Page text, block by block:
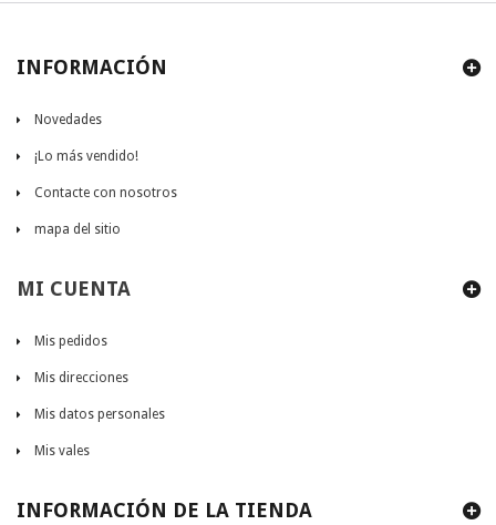
INFORMACIÓN
Novedades
¡Lo más vendido!
Contacte con nosotros
mapa del sitio
MI CUENTA
Mis pedidos
Mis direcciones
Mis datos personales
Mis vales
INFORMACIÓN DE LA TIENDA